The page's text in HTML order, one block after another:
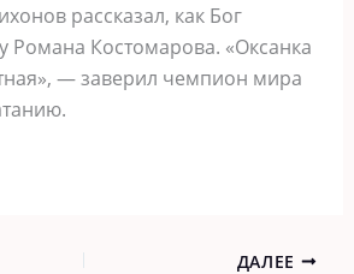
рассказал, как Бог
Романа Костомарова. «Оксанка
— заверил чемпион мира
ДАЛЕЕ